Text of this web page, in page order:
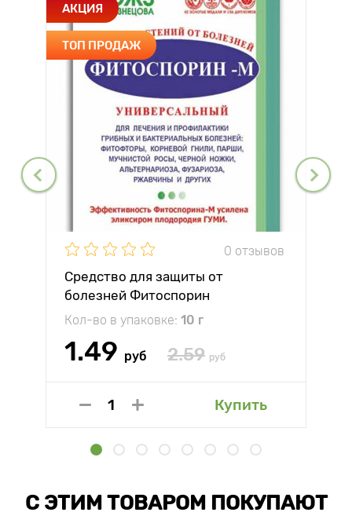
АКЦИЯ
ТОП ПРОДАЖ
0 отзывов
Средство для защиты от
болезней Фитоспорин
Кол-во в упаковке: 10 г
1.49 руб 2.59 руб
Купить
С ЭТИМ ТОВАРОМ ПОКУПАЮТ